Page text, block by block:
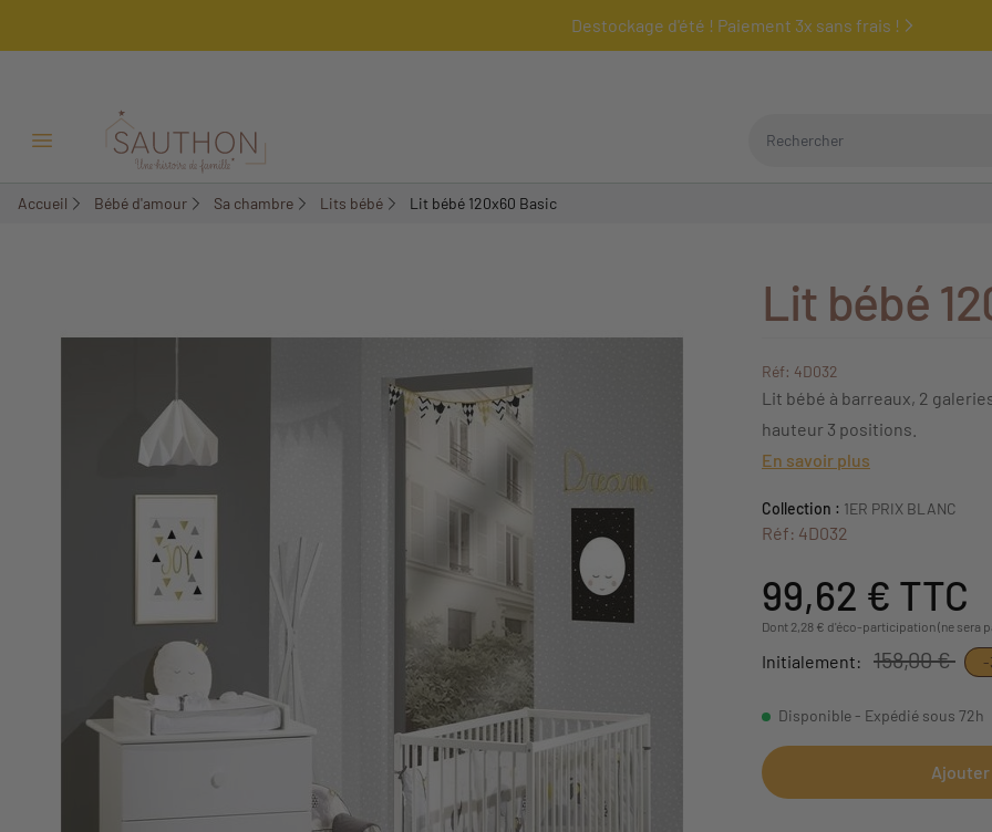
Destockage d'été ! Paiement 3x sans frais !
Ouvrir/Fermer menu
Accueil Bébé d'amour Sa chambre Lits bébé Lit bébé 120x60 Basic
Lit bébé
Réf: 4D032
Lit bébé à barreaux, 2
hauteur 3 positions.
En savoir plus
Collection : 1ER PRIX BLANC
Réf: 4D032
99,62 € TTC
Dont 2,28 € d'éco-participation (ne sera
Initialement: 158,00 € -
Disponible - Expédié sous 72h
Ajouter